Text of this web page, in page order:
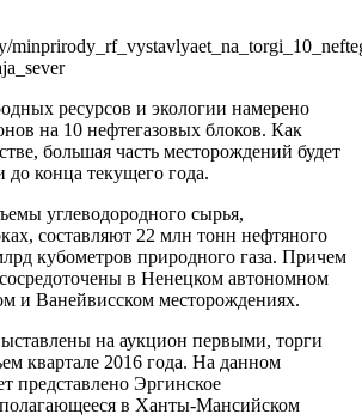
ресурсов и экологии намерено
на 10 нефтегазовых блоков. Как
большая часть месторождений будет
до конца текущего года.
углеводородного сырья,
составляют 22 млн тонн нефтяного
кубометров природного газа. Причем
в Ненецком автономном
и Ванейвисском месторождениях.
на аукцион первыми, торги
квартале 2016 года. На данном
представлено Эргинское
в Ханты-Мансийском